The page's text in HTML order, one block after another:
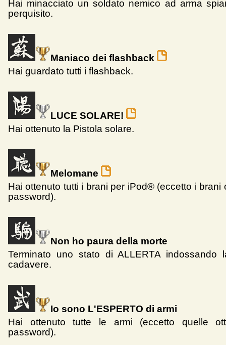
Hai minacciato un soldato nemico ad arma
perquisito.
Maniaco dei flashback
Hai guardato tutti i flashback.
LUCE SOLARE!
Hai ottenuto la Pistola solare.
Melomane
Hai ottenuto tutti i brani per iPod® (eccetto i brani
password).
Non ho paura della morte
Terminato uno stato di ALLERTA indossando
cadavere.
Io sono L'ESPERTO di armi
Hai ottenuto tutte le armi (eccetto quelle
password).